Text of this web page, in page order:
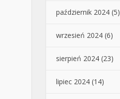
październik 2024 (5)
wrzesień 2024 (6)
sierpień 2024 (23)
lipiec 2024 (14)